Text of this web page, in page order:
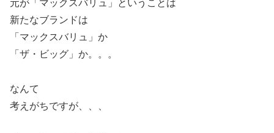
元が「マックスバリュ」ということは
新たなブランドは
「マックスバリュ」か
「ザ・ビッグ」か。。。
なんて
考えがちですが、、、